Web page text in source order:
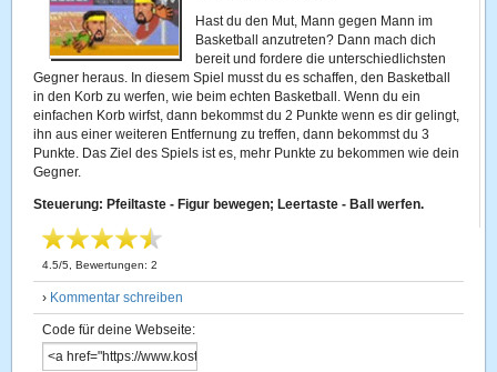
Hast du den Mut, Mann gegen Mann im
Basketball anzutreten? Dann mach dich
bereit und fordere die unterschiedlichsten
Gegner heraus. In diesem Spiel musst du es schaffen, den Basketball
in den Korb zu werfen, wie beim echten Basketball. Wenn du ein
einfachen Korb wirfst, dann bekommst du 2 Punkte wenn es dir gelingt,
ihn aus einer weiteren Entfernung zu treffen, dann bekommst du 3
Punkte. Das Ziel des Spiels ist es, mehr Punkte zu bekommen wie dein
Gegner.
Steuerung: Pfeiltaste - Figur bewegen; Leertaste - Ball werfen.
4.5/5 , Bewertungen:2
› Kommentar schreiben
Code für deine Webseite: